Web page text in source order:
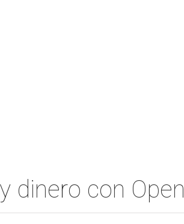
dinero con